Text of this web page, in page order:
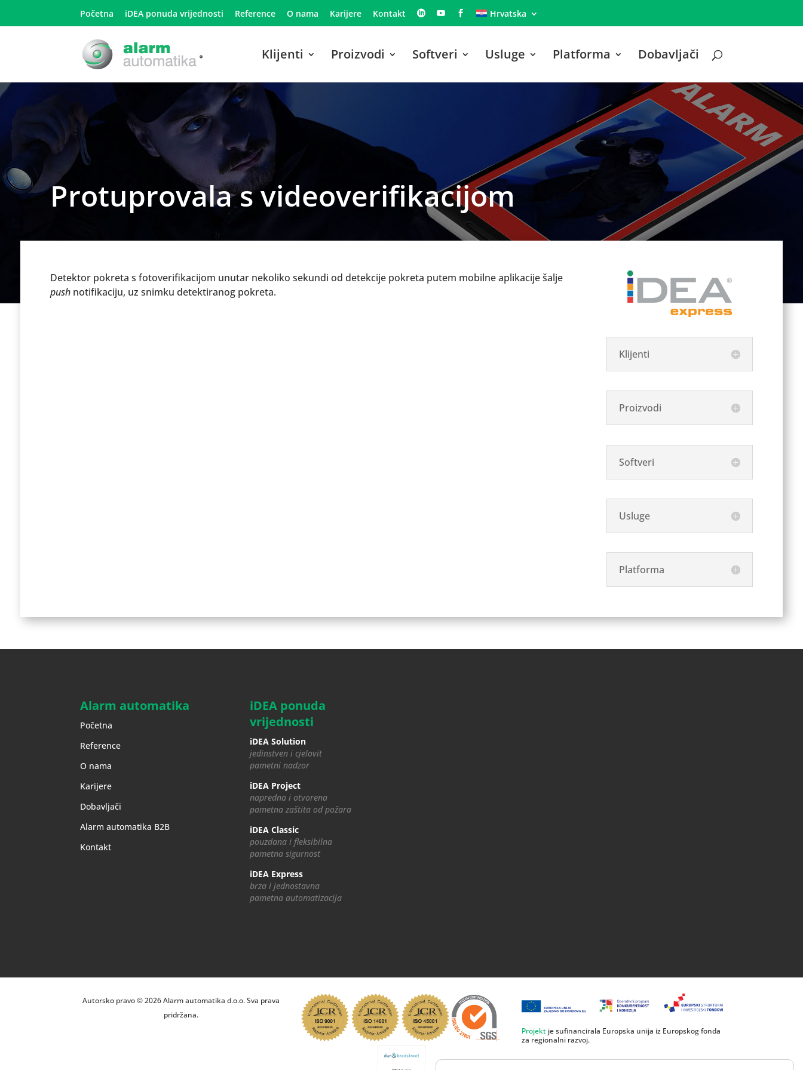
Početna iDEA ponuda vrijednosti Reference O nama Karijere Kontakt Hrvatska
Klijenti Proizvodi Softveri Usluge Platforma Dobavljači
Protuprovala s videoverifikacijom
Detektor pokreta s fotoverifikacijom unutar nekoliko sekundi od detekcije pokreta putem mobilne aplikacije šalje
pushnotifikaciju, uz snimku detektiranog pokreta.
Klijenti
Proizvodi
Softveri
Usluge
Platforma
Alarm automatika
Početna
Reference
O nama
Karijere
Dobavljači
Alarm automatika B2B
Kontakt
iDEA ponuda
vrijednosti
iDEA Solution
jedinstven i cjelovit
pametni nadzor
iDEA Project
napredna i otvorena
pametna zaštita od požara
iDEA Classic
pouzdana i fleksibilna
pametna sigurnost
iDEA Express
brza i jednostavna
pametna automatizacija
Autorsko pravo © 2026 Alarm automatika d.o.o. Sva prava
pridržana.
Projektje sufinancirala Europska unija iz Europskog fonda
za regionalni razvoj.